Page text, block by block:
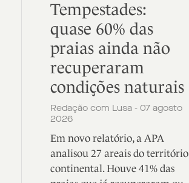
Tempestades:
quase 60% das
praias ainda não
recuperaram
condições naturais
Redação com Lusa - 07 agosto
2026
Em novo relatório, a APA
analisou 27 areais do território
continental. Houve 41% das